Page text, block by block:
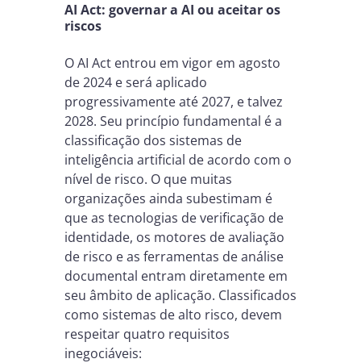
AI Act: governar a AI ou aceitar os
riscos
O AI Act entrou em vigor em agosto
de 2024 e será aplicado
progressivamente até 2027, e talvez
2028. Seu princípio fundamental é a
classificação dos sistemas de
inteligência artificial de acordo com o
nível de risco. O que muitas
organizações ainda subestimam é
que as tecnologias de verificação de
identidade, os motores de avaliação
de risco e as ferramentas de análise
documental entram diretamente em
seu âmbito de aplicação. Classificados
como sistemas de alto risco, devem
respeitar quatro requisitos
inegociáveis: